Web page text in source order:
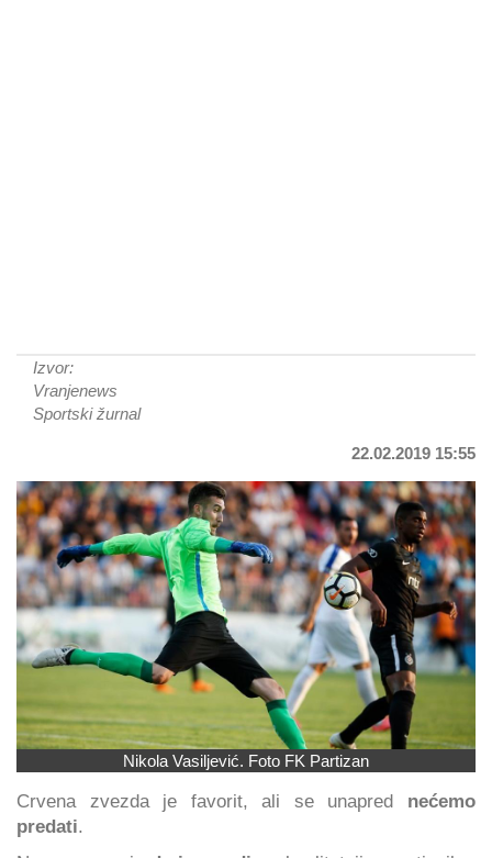
Izvor:
Vranjenews
Sportski žurnal
22.02.2019 15:55
Nikola Vasiljević. Foto FK Partizan
Crvena zvezda je favorit, ali se unapred nećemo
predati.